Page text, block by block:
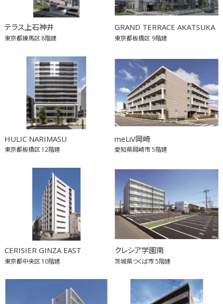
テラス上石神井
東京都練馬区8階建
GRAND TERRACE AKATSUKA
東京都板橋区 9階建
HULIC NARIMASU
東京都板橋区12階建
meLiV岡崎
愛知県岡崎市5階建
CERISIER GINZA EAST
東京都中央区10階建
クレシア学園南
茨城県つくば市5階建